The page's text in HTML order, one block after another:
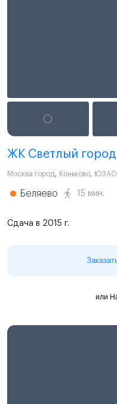
ЖК Светлый город
Москва город, Коньково, ЮЗАО
Беляево 15 мин.
Сдача в 2015 г.
или